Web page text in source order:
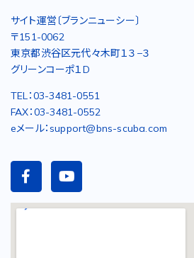
サイト運営〔ブランニューシー〕
〒151-0062
東京都渋谷区元代々木町１３−３
グリーンコーポ１D
TEL：03-3481-0551
FAX：03-3481-0552
eメール：support@bns-scuba.com